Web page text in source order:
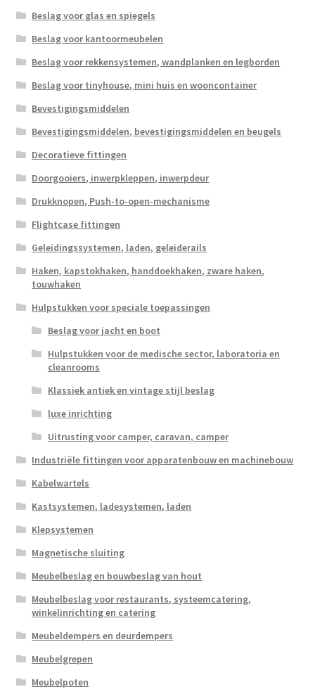
Beslag voor glas en spiegels
Beslag voor kantoormeubelen
Beslag voor rekkensystemen, wandplanken en legborden
Beslag voor tinyhouse, mini huis en wooncontainer
Bevestigingsmiddelen
Bevestigingsmiddelen, bevestigingsmiddelen en beugels
Decoratieve fittingen
Doorgooiers, inwerpkleppen, inwerpdeur
Drukknopen, Push-to-open-mechanisme
Flightcase fittingen
Geleidingssystemen, laden, geleiderails
Haken, kapstokhaken, handdoekhaken, zware haken,
touwhaken
Hulpstukken voor speciale toepassingen
Beslag voor jacht en boot
Hulpstukken voor de medische sector, laboratoria en
cleanrooms
Klassiek antiek en vintage stijl beslag
luxe inrichting
Uitrusting voor camper, caravan, camper
Industriële fittingen voor apparatenbouw en machinebouw
Kabelwartels
Kastsystemen, ladesystemen, laden
Klepsystemen
Magnetische sluiting
Meubelbeslag en bouwbeslag van hout
Meubelbeslag voor restaurants, systeemcatering,
winkelinrichting en catering
Meubeldempers en deurdempers
Meubelgrepen
Meubelpoten